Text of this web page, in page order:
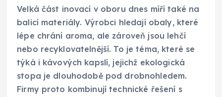
Velká část inovací v oboru dnes míří také na
balicí materiály. Výrobci hledají obaly, které
lépe chrání aroma, ale zároveň jsou lehčí
nebo recyklovatelnější. To je téma, které se
týká i kávových kapslí, jejichž ekologická
stopa je dlouhodobě pod drobnohledem.
Firmy proto kombinují technické řešení s